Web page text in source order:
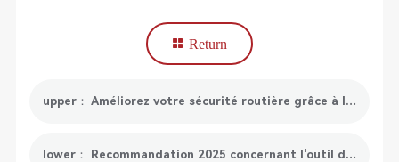
Return
upper： Améliorez votre sécurité routière grâce à l'assistance au maintien dans la voie | Restez facilement dans votre voie
lower： Recommandation 2025 concernant l'outil d'étalonnage radar